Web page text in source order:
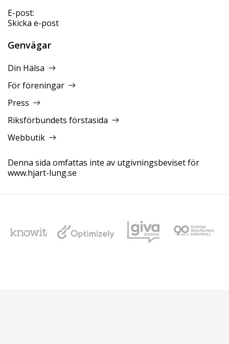
E-post:
Skicka e-post
Genvägar
Din Hälsa
För föreningar
Press
Riksförbundets förstasida
Webbutik
Denna sida omfattas inte av utgivningsbeviset för
www.hjart-lung.se